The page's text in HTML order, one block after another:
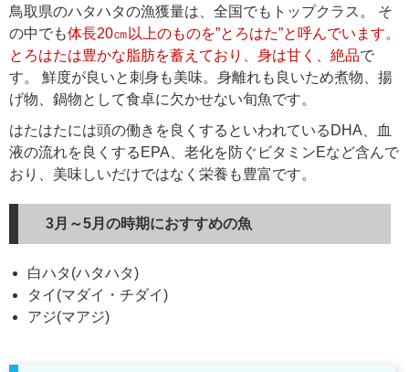
鳥取県のハタハタの漁獲量は、全国でもトップクラス。 そ
の中でも体長20㎝以上のものを”とろはた”と呼んでいます。
とろはたは豊かな脂肪を蓄えており、身は甘く、絶品で
す。 鮮度が良いと刺身も美味。身離れも良いため煮物、揚
げ物、鍋物として食卓に欠かせない旬魚です。
はたはたには頭の働きを良くするといわれているDHA、血
液の流れを良くするEPA、老化を防ぐビタミンEなど含んで
おり、美味しいだけではなく栄養も豊富です。
3月～5月の時期におすすめの魚
白ハタ(ハタハタ)
タイ(マダイ・チダイ)
アジ(マアジ)